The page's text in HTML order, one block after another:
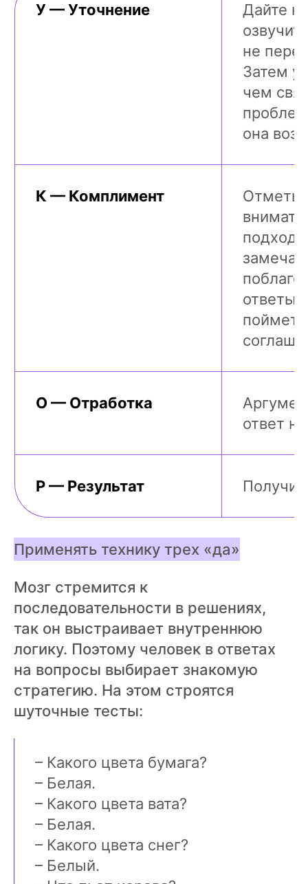
У — Уточнение
Дайте
не
Затем
чем
она
К — Комплимент
подход/
ответы.
поймет,
О — Отработка
ответ
Р — Результат
Применять технику трех «да»
Мозг стремится к
последовательности в решениях,
так он выстраивает внутреннюю
логику. Поэтому человек в ответах
на вопросы выбирает знакомую
стратегию. На этом строятся
шуточные тесты:
– Какого цвета бумага?
– Белая.
– Какого цвета вата?
– Белая.
– Какого цвета снег?
– Белый.